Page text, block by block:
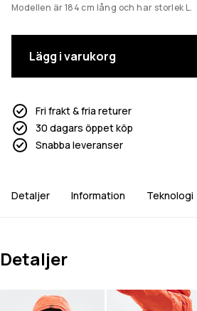
Modellen är 184 cm lång och har storlek L.
Lägg i varukorg
Fri frakt & fria returer
30 dagars öppet köp
Snabba leveranser
Detaljer Information Teknologi
Detaljer